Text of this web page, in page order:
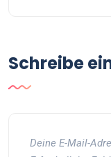
Schreibe
Deine E-Mail-